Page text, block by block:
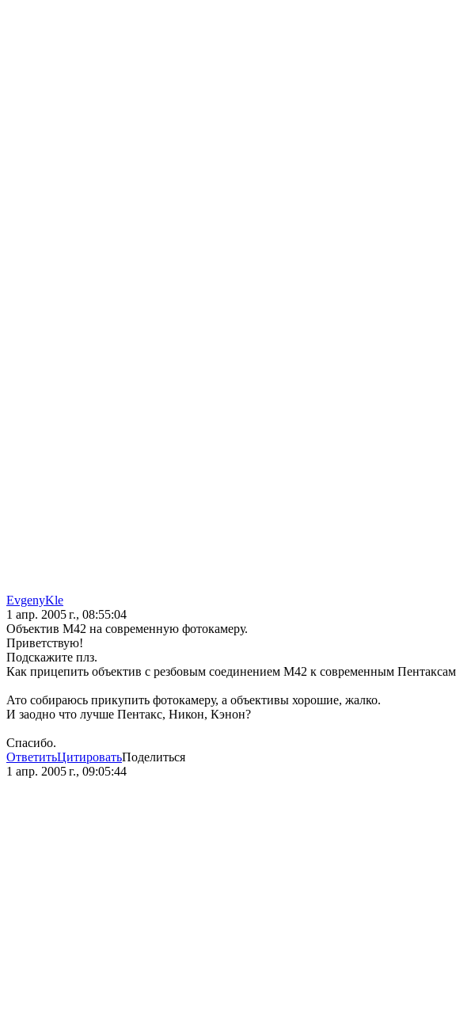
EvgenyKle
1 апр. 2005 г., 08:55:04
Объектив М42 на современную фотокамеру.
Приветствую!
Подскажите плз.
Как прицепить объектив с резбовым соединением М42 к современным
Ато собираюсь прикупить фотокамеру, а объективы хорошие, жалко.
И заодно что лучше Пентакс, Никон, Кэнон?
Спасибо.
ОтветитьЦитироватьПоделиться
1 апр. 2005 г., 09:05:44